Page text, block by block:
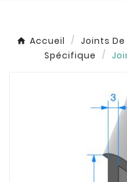
Accueil Joints
Spécifique